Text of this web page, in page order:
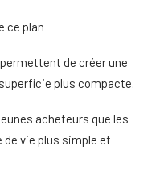
ce plan
de créer une
plus compacte.
acheteurs que les
vie plus simple et